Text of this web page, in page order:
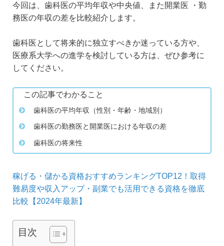
今回は、歯科医の平均年収や中央値、また開業医 ・勤
務医の年収の差を比較紹介します。
歯科医として将来的に独立すべきか迷っている方や、
医療系大学への進学を検討している方は、ぜひ参考に
してください。
この記事でわかること
歯科医の平均年収（性別・年齢・地域別）
歯科医の勤務医と開業医における年収の差
歯科医の将来性
稼げる・儲かる資格おすすめランキングTOP12！取得
難易度や収入アップ・副業でも活用できる資格を徹底
比較【2024年最新】
目次